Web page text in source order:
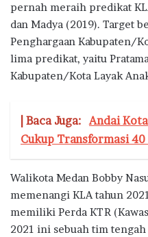
pernah meraih predikat
dan Madya (2019). Target
Penghargaan Kabupaten/
lima predikat, yaitu
Kabupaten/Kota Layak
| Baca Juga: Andai
Cukup Transformasi
Walikota Medan Bobby
memenangi KLA tahun
memiliki Perda KTR
2021 ini sebuah tim